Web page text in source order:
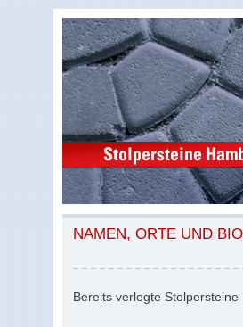
NAMEN, ORTE UND
Bereits verlegte Stolpersteine